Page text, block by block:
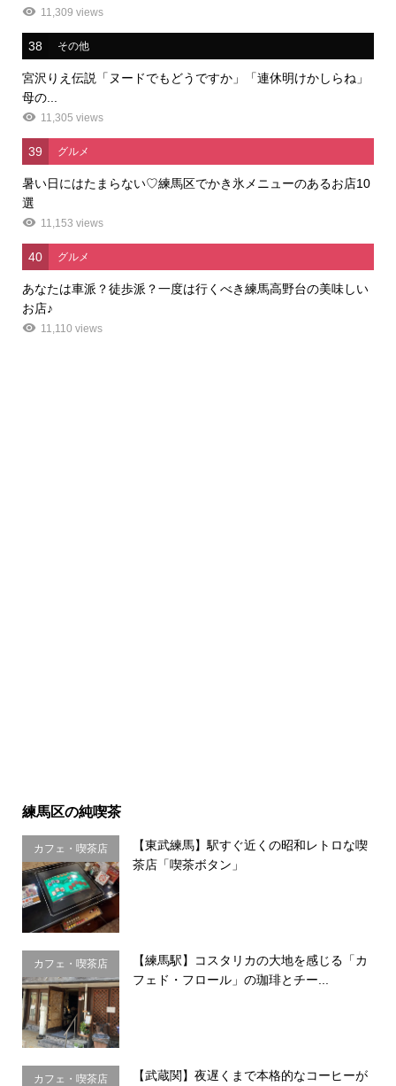
11,309 views
38 その他
宮沢りえ伝説「ヌードでもどうですか」「連休明けかしらね」
母の...
11,305 views
39 グルメ
暑い日にはたまらない♡練馬区でかき氷メニューのあるお店10
選
11,153 views
40 グルメ
あなたは車派？徒歩派？一度は行くべき練馬高野台の美味しい
お店♪
11,110 views
練馬区の純喫茶
カフェ・喫茶店
【東武練馬】駅すぐ近くの昭和レトロな喫
茶店「喫茶ボタン」
カフェ・喫茶店
【練馬駅】コスタリカの大地を感じる「カ
フェド・フロール」の珈琲とチー...
カフェ・喫茶店
【武蔵関】夜遅くまで本格的なコーヒーが